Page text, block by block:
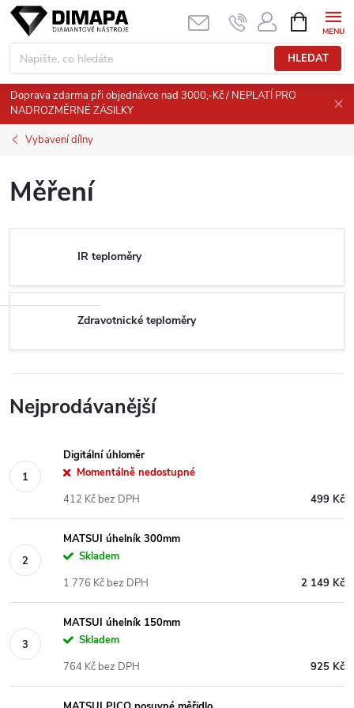
Přejít
obsah
HLEDAT
NÁKUPNÍ
KOŠÍK
Doprava zdarma při objednávce nad 3000,-Kč / NEPLATÍ PRO
NADROZMĚRNÉ ZÁSILKY
Vybavení dílny
Měření
IR teploměry
Zdravotnické teploměry
Nejprodávanější
Digitální úhloměr
Momentálně nedostupné
499 Kč
412 Kč bez DPH
MATSUI úhelník 300mm
Skladem
2 149 Kč
1 776 Kč bez DPH
MATSUI úhelník 150mm
Skladem
925 Kč
764 Kč bez DPH